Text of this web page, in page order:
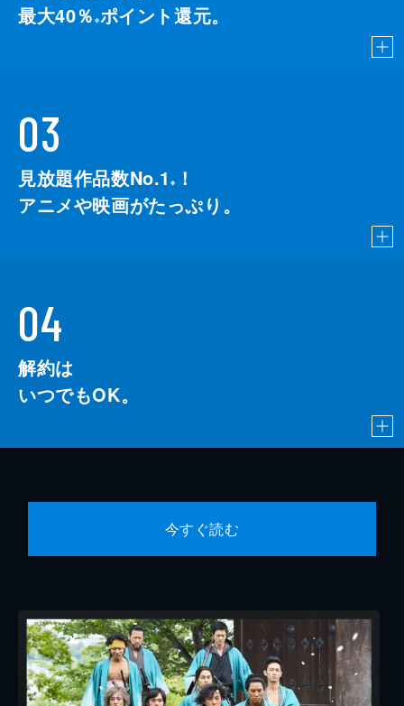
最大40％ ※ポイント還元。
03
見放題作品数No.1 ※
！
アニメや映画がたっぷり。
04
解約は
いつでもOK。
今すぐ読む